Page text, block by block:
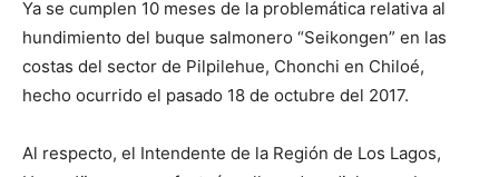
Ya se cumplen 10 meses de la problemática relativa al
hundimiento del buque salmonero “Seikongen” en las
costas del sector de Pilpilehue, Chonchi en Chiloé,
hecho ocurrido el pasado 18 de octubre del 2017.
Al respecto, el Intendente de la Región de Los Lagos,